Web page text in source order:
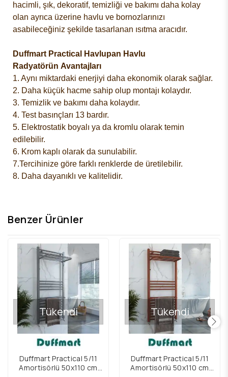
hacimli, şık, dekoratif, temizliği ve bakımı daha kolay
olan ayrıca üzerine havlu ve bornozlarınızı
asabileceğiniz şekilde tasarlanan ısıtma aracıdır.
Duffmart Practical Havlupan Havlu
Radyatörün Avantajları
1. Aynı miktardaki enerjiyi daha ekonomik olarak sağlar.
2. Daha küçük hacme sahip olup montajı kolaydır.
3. Temizlik ve bakımı daha kolaydır.
4. Test basınçları 13 bardır.
5. Elektrostatik boyalı ya da kromlu olarak temin
edilebilir.
6. Krom kaplı olarak da sunulabilir.
7.Tercihinize göre farklı renklerde de üretilebilir.
8. Daha dayanıklı ve kalitelidir.
Benzer Ürünler
Tükendi
Duffmart Practical 5/11
Amortisörlü 50x110 cm
Tükendi
Duffmart Practical 5/11
Amortisörlü 50x110 cm